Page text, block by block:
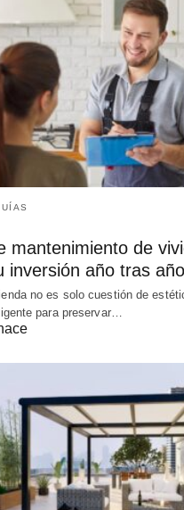
mantenimiento de
inversión año tras año
no es solo cuestión de
para preservar…